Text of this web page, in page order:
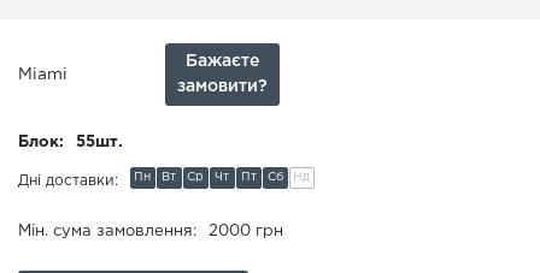
Miami
Бажаєте
замовити?
Блок: 55шт.
Дні доставки: Пн Вт Ср Чт Пт Сб Нд
Мін. сума замовлення: 2000 грн